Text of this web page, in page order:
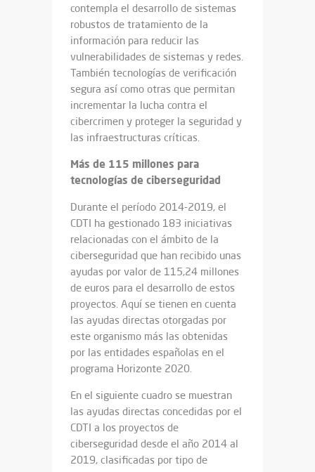
contempla el desarrollo de sistemas
robustos de tratamiento de la
información para reducir las
vulnerabilidades de sistemas y redes.
También tecnologías de verificación
segura así como otras que permitan
incrementar la lucha contra el
cibercrimen y proteger la seguridad y
las infraestructuras críticas.
Más de 115 millones para
tecnologías de ciberseguridad
Durante el período 2014-2019, el
CDTI ha gestionado 183 iniciativas
relacionadas con el ámbito de la
ciberseguridad que han recibido unas
ayudas por valor de 115,24 millones
de euros para el desarrollo de estos
proyectos. Aquí se tienen en cuenta
las ayudas directas otorgadas por
este organismo más las obtenidas
por las entidades españolas en el
programa Horizonte 2020.
En el siguiente cuadro se muestran
las ayudas directas concedidas por el
CDTI a los proyectos de
ciberseguridad desde el año 2014 al
2019, clasificadas por tipo de